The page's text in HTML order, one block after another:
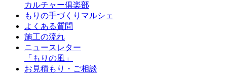
カルチャー俱楽部
もりの手づくりマルシェ
よくある質問
施工の流れ
ニュースレター
「もりの風」
お見積もり・ご相談